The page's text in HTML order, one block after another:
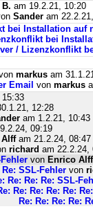
B. am 19.2.21, 10:20
Sander am
bei Installation auf
bei
/ Lizenzkonflikt
markus am
Email
von markus
12:28
am 1.2.21, 10:43
09:19
Alffam 21.2.24, 08:47
richard am 22.2.24,
von Enrico Alff
Re: SSL-Fehler von
Re: Re: Re: SSL-
Re: Re: Re: Re:
Re: Re: Re: Re: